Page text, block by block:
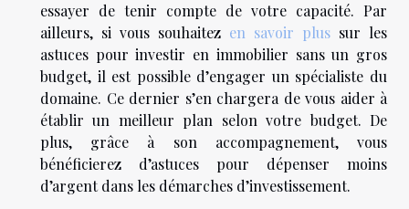
essayer de tenir compte de votre capacité. Par
ailleurs, si vous souhaitez en savoir plus sur les
astuces pour investir en immobilier sans un gros
budget, il est possible d’engager un spécialiste du
domaine. Ce dernier s’en chargera de vous aider à
établir un meilleur plan selon votre budget. De
plus, grâce à son accompagnement, vous
bénéficierez d’astuces pour dépenser moins
d’argent dans les démarches d’investissement.